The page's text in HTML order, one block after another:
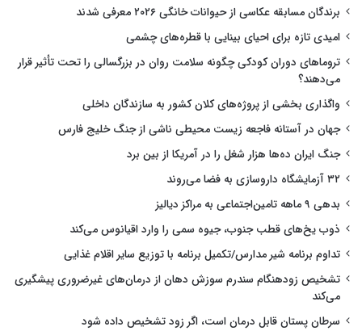
برندگان مسابقه عکاسی از حیوانات خانگی ۲۰۲۶ معرفی شدند
امیدی تازه برای احیای بینایی با قطره‌های چشمی
تروماهای دوران کودکی چگونه سلامت روان در بزرگسالی را تحت تأثیر قرار
می‌دهند؟
واگذاری بخشی از پروژه‌های کلان کشور به سازندگان داخلی
جهان در آستانه فاجعه زیست محیطی ناشی از جنگ خلیج فارس
جنگ ایران ده‌ها هزار شغل را در آمریکا از بین برد
۳۲ آزمایشگاه داروسازی به فضا می‌روند
بدهی ۹ ماهه تامین‌اجتماعی به مراکز دیالیز
ذوب یخ‌های قطب جنوب، جیوه سمی را وارد اقیانوس می‌کند
تداوم برنامه شیر مدارس/تکمیل برنامه با توزیع سایر اقلام غذایی
تشخیص زودهنگام سندرم سوزش دهان از درمان‌های غیرضروری پیشگیری
می‌کند
سرطان پستان قابل درمان است، اگر زود تشخیص داده شود